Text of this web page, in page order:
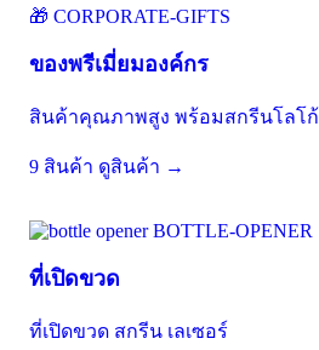
🎁 CORPORATE-GIFTS
ของพรีเมี่ยมองค์กร
สินค้าคุณภาพสูง พร้อมสกรีนโลโก้
9 สินค้า ดูสินค้า →
BOTTLE-OPENER
ที่เปิดขวด
ที่เปิดขวด สกรีน เลเซอร์